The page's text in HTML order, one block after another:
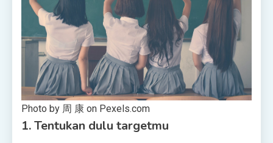
Photo by 周 康 on Pexels.com
1.Tentukan dulu targetmu